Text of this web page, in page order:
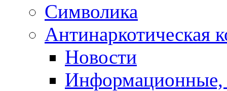
Символика
Антинаркотическая
Новости
Информационные,